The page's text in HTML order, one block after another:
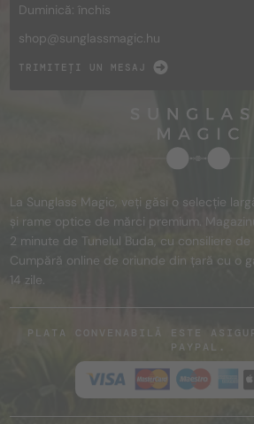
Duminică: închis
shop@sunglassmagic.hu
TRIMITEȚI UN MESAJ
La Sunglass Magic, veți găsi o selecție
și rame optice de mărci premium.
2 minute de Tunelul Buda, cu consiliere
Cumpără online de oriunde din țară cu o
14 zile.
PLATA CONVENABILĂ ESTE
PAYPAL.